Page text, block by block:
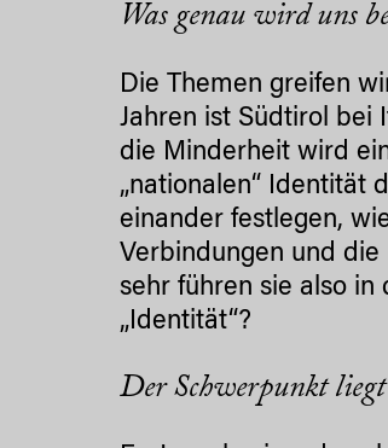
Was genau wird uns
Die Themen greifen
Jahren ist Südtirol bei
die Minderheit wird
„nationalen“ Identität
einander festlegen,
Verbindungen und die
sehr führen sie also in
„Identität“?
Der Schwerpunkt